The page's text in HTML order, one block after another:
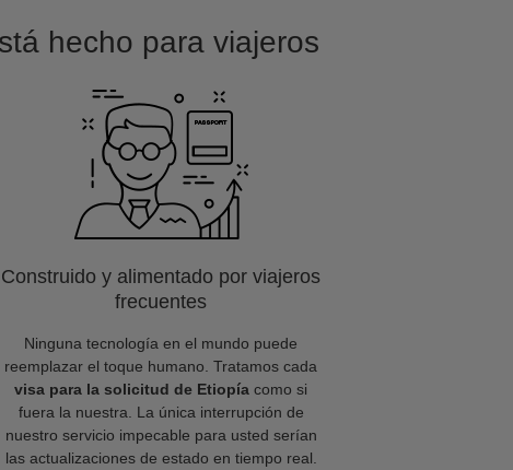
hecho para viajeros
Construido y alimentado por viajeros
frecuentes
Ninguna tecnología en el mundo puede
reemplazar el toque humano. Tratamos cada
visa para la solicitud de Etiopía como si
fuera la nuestra. La única interrupción de
nuestro servicio impecable para usted serían
las actualizaciones de estado en tiempo real.